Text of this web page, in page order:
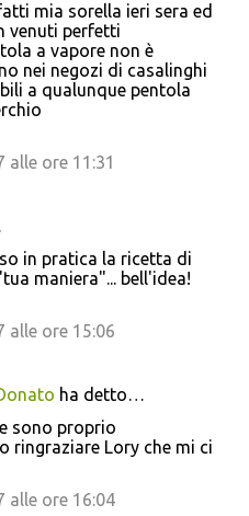
mia sorella ieri sera ed
venuti perfetti
a vapore non è
nei negozi di casalinghi
a qualunque pentola
alle ore 11:31
in pratica la ricetta di
maniera"... bell'idea!
alle ore 15:06
ha detto…
sono proprio
ringraziare Lory che mi ci
alle ore 16:04